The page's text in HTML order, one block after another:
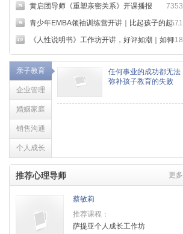
黄启团导师《重塑亲密关系》开课播报
7353
青少年EMBA领袖训练营开讲｜比起孩子的起点，更重要的是成长方向6571
《人性说明书》工作坊开讲，好评如潮｜如何用心理学，读懂人性规律8018
亲子教育
企业管理
婚姻家庭
销售沟通
个人成长
任何事业的成功都无法
弥补孩子教育的失败
推荐心理导师 更多
蔡敏莉
推荐课程：
萨提亚个人成长工作坊